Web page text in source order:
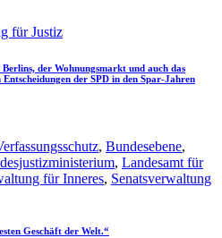
für Justiz
der Wohnungsmarkt und auch das
der SPD in den Spar-Jahren
, Bundesebene,
, Landesamt für
für Inneres, Senatsverwaltung
Geschäft der Welt.“